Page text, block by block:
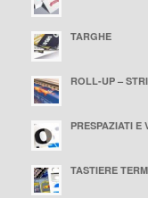
TARGHE
ROLL-UP –
PRESPAZIATI E
TASTIERE